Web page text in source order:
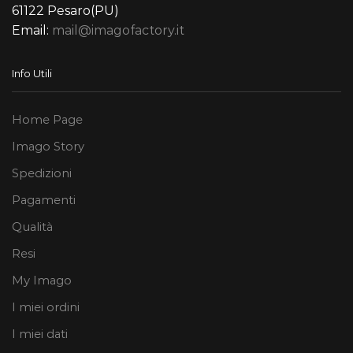
61122 Pesaro(PU)
Email: mail@imagofactory.it
Info Utili
Home Page
Imago Story
Spedizioni
Pagamenti
Qualità
Resi
My Imago
I miei ordini
I miei dati